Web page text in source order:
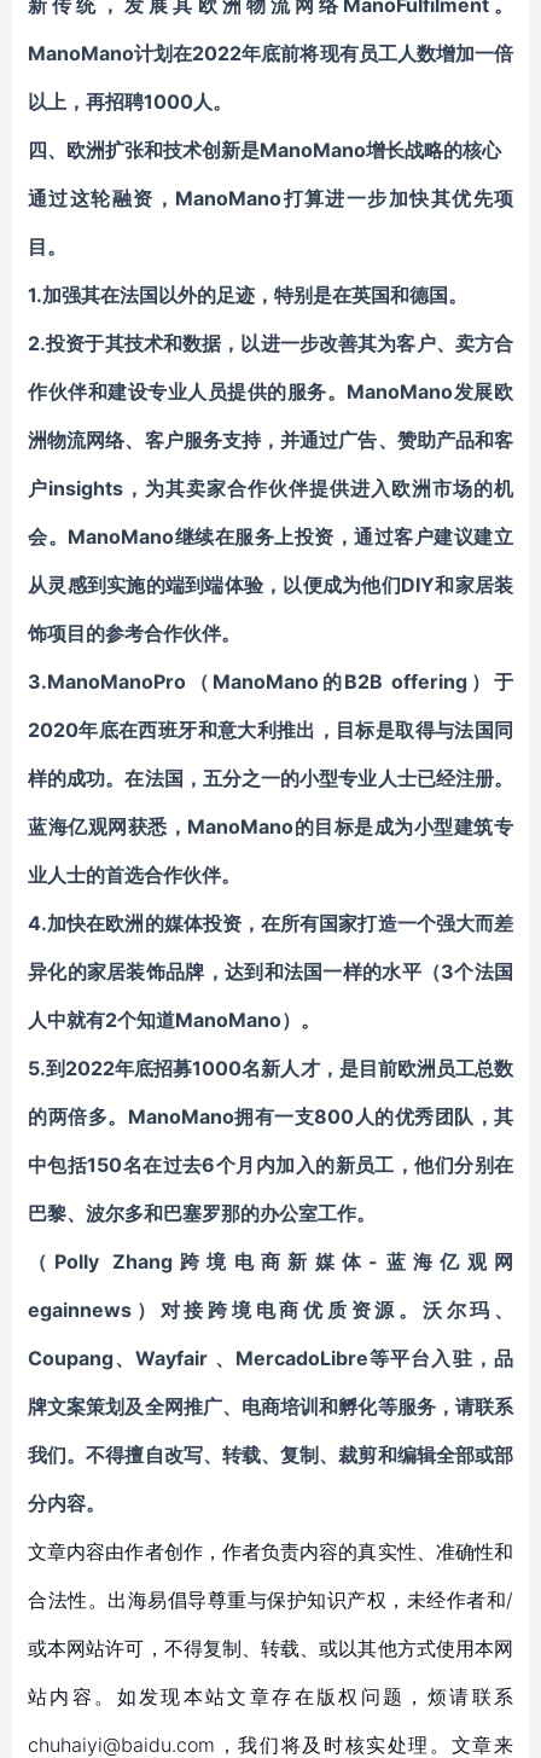
新传统，发展其欧洲物流网络 ManoFulfilment。
ManoMano计划在2022年底前将现有员工人数增加一倍
以上，再招聘1000人。
四、 欧洲扩张和技术创新是ManoMano增长战略的核心
通过这轮融资，ManoMano打算进一步加快其优先项
目。
1.加强其在法国以外的足迹，特别是在英国和德国。
2.投资于其技术和数据，以进一步改善其为客户、卖方合
作伙伴和建设专业人员提供的服务。ManoMano发展欧
洲物流网络、客户服务支持，并通过广告、赞助产品和客
户insights，为其卖家合作伙伴提供进入欧洲市场的机
会。ManoMano继续在服务上投资，通过客户建议建立
从灵感到实施的端到端体验，以便成为他们DIY和家居装
饰项目的参考合作伙伴。
3.ManoManoPro（ ManoMano的B2B offering）于
2020年底在西班牙和意大利推出，目标是取得与法国同
样的成功。在法国，五分之一的小型专业人士已经注册。
蓝海亿观网获悉，ManoMano的目标是成为小型建筑专
业人士的首选合作伙伴。
4.加快在欧洲的媒体投资，在所有国家打造一个强大而差
异化的家居装饰品牌，达到和法国一样的水平（3个法国
人中就有2个知道ManoMano）。
5.到2022年底招募1000名新人才，是目前欧洲员工总数
的两倍多。 ManoMano拥有一支800人的优秀团队，其
中包括150名在过去6个月内加入的新员工，他们分别在
巴黎、波尔多和巴塞罗那的办公室工作。
（Polly Zhang跨境电商新媒体-蓝海亿观网
egainnews）对接跨境电商优质资源。 沃尔玛、
Coupang、Wayfair 、 MercadoLibre等平台入驻 ，品
牌文案策划及全网推广、电商培训和孵化等服务，请联系
我们。不得擅自改写、转载、复制、裁剪和编辑全部或部
分内容。
文章内容由作者创作，作者负责内容的真实性、准确性和
合法性。出海易倡导尊重与保护知识产权，未经作者和/
或本网站许可，不得复制、转载、或以其他方式使用本网
站内容。如发现本站文章存在版权问题，烦请联系
chuhaiyi@baidu.com，我们将及时核实处理。文章来